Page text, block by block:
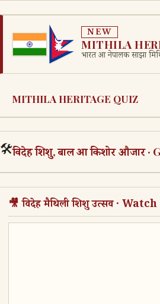
NEW
MITHILA
भारत आ नेपालक साझा
MITHILA HERITAGE QUIZ
🛠️विदेह शिशु, बाल आ किशोर औजार
🎥 विदेह मैथिली शिशु उत्सव · Watch